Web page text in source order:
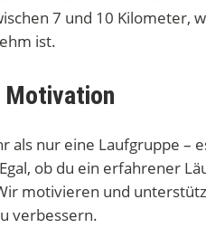
7 und 10 Kilometer,
ist.
Motivation
als nur eine Laufgruppe –
ob du ein erfahrener
motivieren und
verbessern.